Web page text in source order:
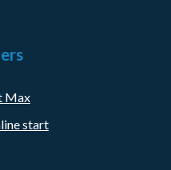
Max
start